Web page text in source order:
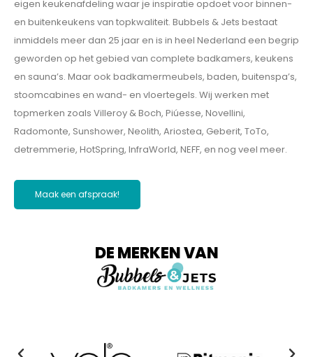
eigen keukenafdeling waar je inspiratie opdoet voor binnen-
en buitenkeukens van topkwaliteit. Bubbels & Jets bestaat
inmiddels meer dan 25 jaar en is in heel Nederland een begrip
geworden op het gebied van complete badkamers, keukens
en sauna’s. Maar ook badkamermeubels, baden, buitenspa’s,
stoomcabines en wand- en vloertegels. Wij werken met
topmerken zoals Villeroy & Boch, Piúesse, Novellini,
Radomonte, Sunshower, Neolith, Ariostea, Geberit, ToTo,
detremmerie, HotSpring, InfraWorld, NEFF, en nog veel meer.
Maak een afspraak!
DE MERKEN VAN